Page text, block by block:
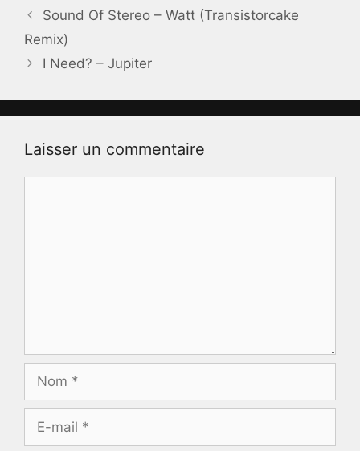
Sound Of Stereo – Watt (Transistorcake
Remix)
I Need? – Jupiter
Laisser un commentaire
mail